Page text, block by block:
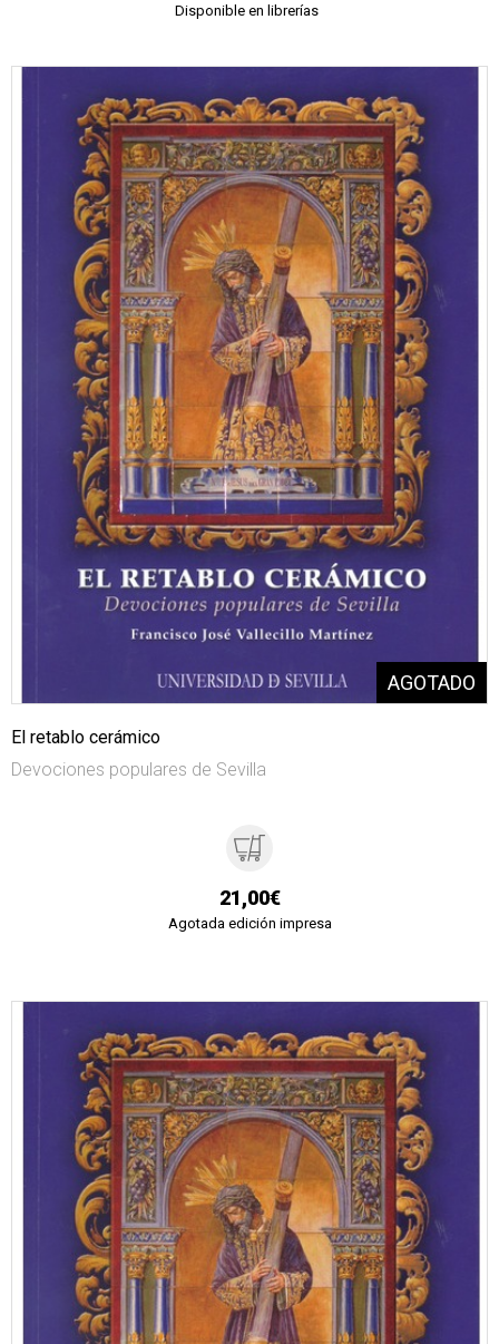
Disponible en librerías
El retablo cerámico
Devociones populares de Sevilla
21,00€
Agotada edición impresa